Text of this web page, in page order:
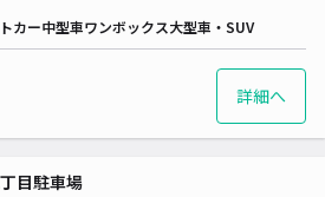
カー中型車ワンボックス大型車・SUV
詳細へ
目駐車場